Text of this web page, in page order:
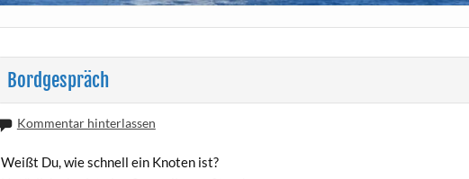
Bordgespräch
Kommentar hinterlassen
Weißt Du, wie schnell ein Knoten ist?